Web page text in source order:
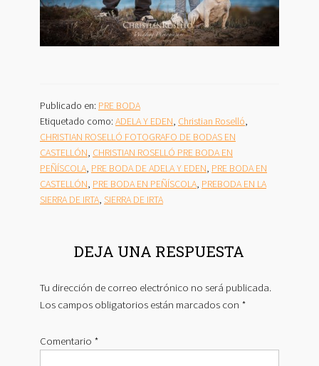
Publicado en: PRE BODA
Etiquetado como: ADELA Y EDEN, Christian Roselló,
CHRISTIAN ROSELLÓ FOTOGRAFO DE BODAS EN
CASTELLÓN, CHRISTIAN ROSELLÓ PRE BODA EN
PEÑÍSCOLA, PRE BODA DE ADELA Y EDEN, PRE BODA EN
CASTELLÓN, PRE BODA EN PEÑÍSCOLA, PREBODA EN LA
SIERRA DE IRTA, SIERRA DE IRTA
INTERACCIONES
CON
LOS
LECTORES
DEJA UNA RESPUESTA
Tu dirección de correo electrónico no será publicada.
Los campos obligatorios están marcados con *
Comentario *